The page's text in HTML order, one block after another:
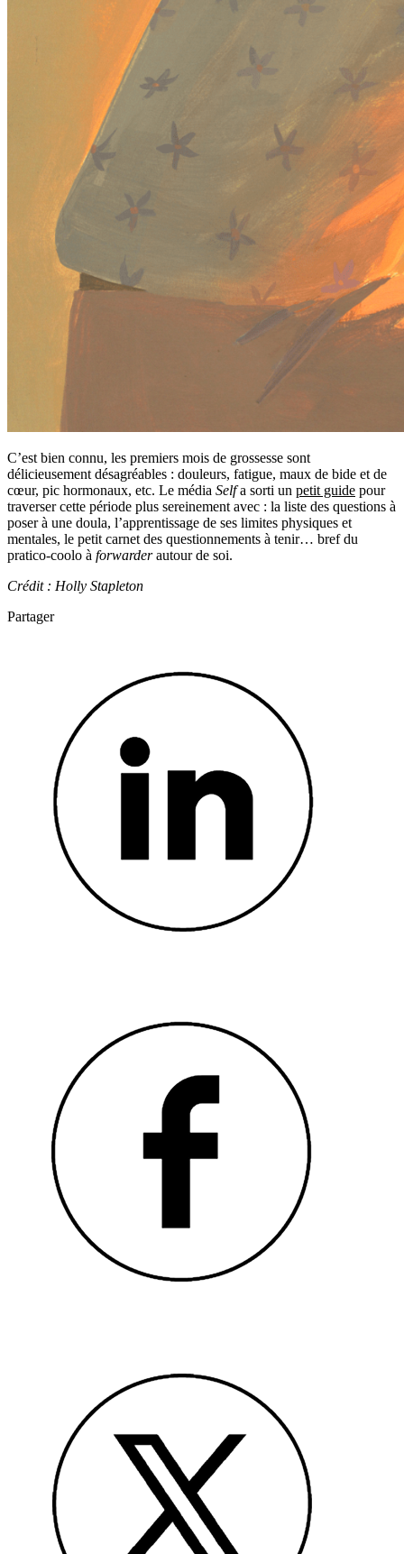
C’est bien connu, les premiers mois de grossesse sont
délicieusement désagréables : douleurs, fatigue, maux de bide et de
cœur, pic hormonaux, etc. Le média Selfa sorti un petit guide pour
traverser cette période plus sereinement avec : la liste des questions à
poser à une doula, l’apprentissage de ses limites physiques et
mentales, le petit carnet des questionnements à tenir… bref du
pratico-coolo à forwarderautour de soi.
Crédit : Holly Stapleton
Partager